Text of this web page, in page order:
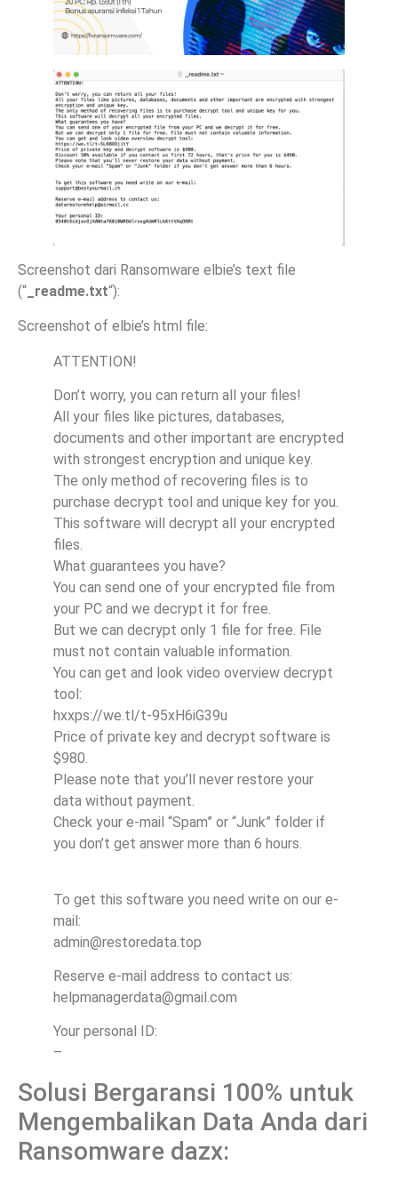
Screenshot dari Ransomware elbie’s text file
(“ _readme.txt“):
Screenshot of elbie’s html file:
ATTENTION!
Don’t worry, you can return all your files!
All your files like pictures, databases,
documents and other important are encrypted
with strongest encryption and unique key.
The only method of recovering files is to
purchase decrypt tool and unique key for you.
This software will decrypt all your encrypted
files.
What guarantees you have?
You can send one of your encrypted file from
your PC and we decrypt it for free.
But we can decrypt only 1 file for free. File
must not contain valuable information.
You can get and look video overview decrypt
tool:
hxxps://we.tl/t-95xH6iG39u
Price of private key and decrypt software is
$980.
Please note that you’ll never restore your
data without payment.
Check your e-mail “Spam” or “Junk” folder if
you don’t get answer more than 6 hours.
To get this software you need write on our e-
mail:
admin@restoredata.top
Reserve e-mail address to contact us:
helpmanagerdata@gmail.com
Your personal ID:
–
Solusi Bergaransi 100% untuk
Mengembalikan Data Anda dari
Ransomware dazx: